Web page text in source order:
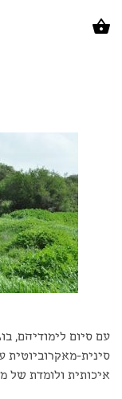
עם סיום לימודיהם,
איכותית ולומדת של